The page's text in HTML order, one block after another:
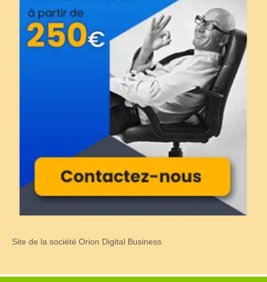
Site de la société Orion Digital Business